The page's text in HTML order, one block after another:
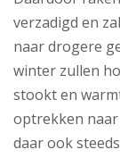
verzadigd en
naar drogere
winter zullen
stookt en
optrekken
daar ook